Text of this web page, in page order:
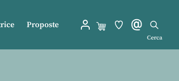
Proposte
Cerca